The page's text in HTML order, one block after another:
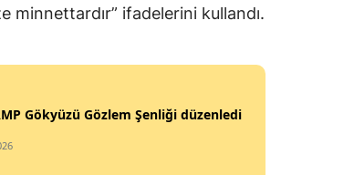
Samsun
minnettardır” ifadelerini kullandı.
Gökyüzü Gözlem Şenliği düzenledi